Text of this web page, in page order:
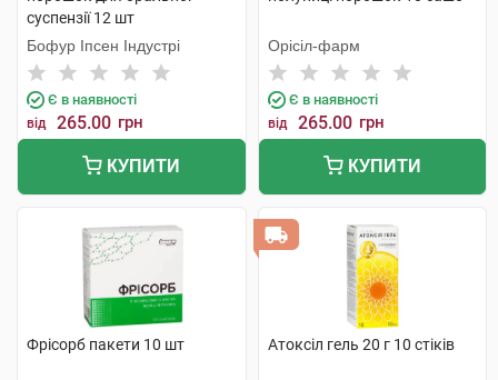
суспензії 12 шт
Бофур Іпсен Індустрі
Є в наявності
від 265.00 грн
КУПИТИ
Орісіл-фарм
Є в наявності
від 265.00 грн
КУПИТИ
Фрісорб пакети 10 шт Атоксіл гель 20 г 10 стіків